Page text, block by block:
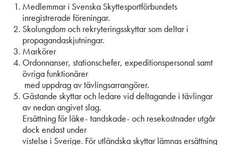
Medlemmar i Svenska Skyttesportförbundets
inregistrerade föreningar.
Skolungdom och rekryteringsskyttar som deltar i
propagandaskjutningar.
Markörer
Ordonnanser, stationschefer, expeditionspersonal samt
övriga funktionärer
med uppdrag av tävlingsarrangörer.
Gästande skyttar och ledare vid deltagande i tävlingar
av nedan angivet slag.
Ersättning för läke- tandskade- och resekostnader utgår
dock endast under
vistelse i Sverige. För utländska skyttar lämnas ersättning